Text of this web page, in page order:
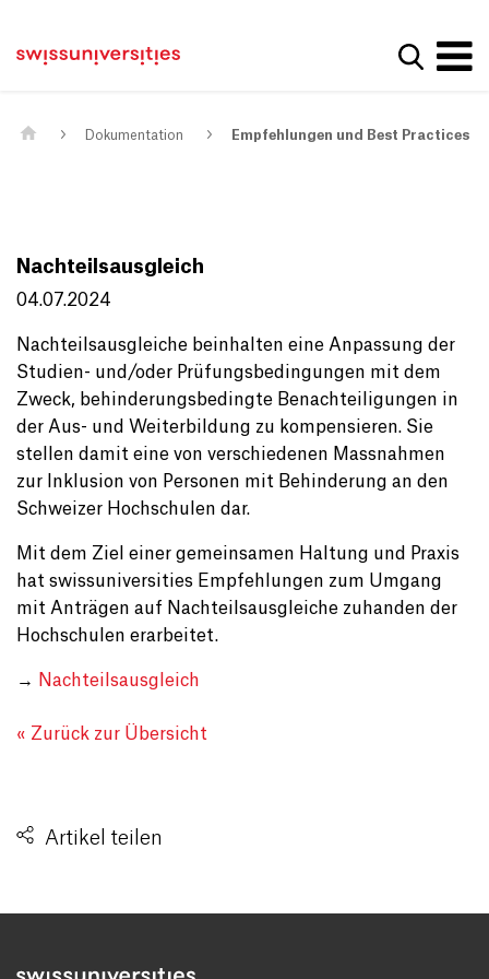
Main Navigation
Inhalt
Metanavigation
Suche
Dokumentation Empfehlungen und Best Practices
Nachteilsausgleich
04.07.2024
Nachteilsausgleiche beinhalten eine Anpassung der
Studien- und/oder Prüfungsbedingungen mit dem
Zweck, behinderungsbedingte Benachteiligungen in
der Aus- und Weiterbildung zu kompensieren. Sie
stellen damit eine von verschiedenen Massnahmen
zur Inklusion von Personen mit Behinderung an den
Schweizer Hochschulen dar.
Mit dem Ziel einer gemeinsamen Haltung und Praxis
hat swissuniversities Empfehlungen zum Umgang
mit Anträgen auf Nachteilsausgleiche zuhanden der
Hochschulen erarbeitet.
→ Nachteilsausgleich
« Zurück zur Übersicht
Artikel teilen